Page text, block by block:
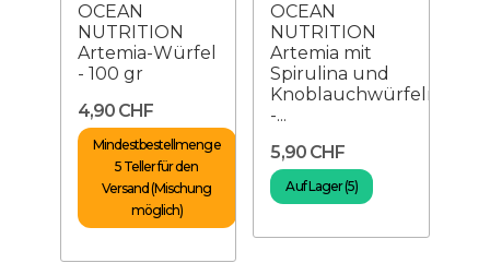
OCEAN
NUTRITION
Artemia-Würfel
- 100 gr
4,90 CHF
Mindestbestellmenge
5 Teller für den
Versand (Mischung
möglich)
OCEAN
NUTRITION
Artemia mit
Spirulina und
Knoblauchwürfeln
-...
5,90 CHF
Auf Lager (5)